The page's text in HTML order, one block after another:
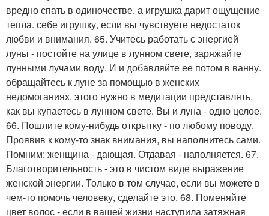
вредно спать в одиночестве. а игрушка дарит ощущение
тепла. себе игрушку, если вы чувствуете недостаток
любви и внимания. 65. Учитесь работать с энергией
луны - постойте на улице в лунном свете, заряжайте
лунными лучами воду. И и добавляйте ее потом в ванну.
обращайтесь к луне за помощью в женских
недомоганиях. этого нужно в медитации представлять,
как вы купаетесь в лунном свете. Вы и луна - одно целое.
66. Пошлите кому-нибудь открытку - по любому поводу.
Проявив к кому-то знак внимания, вы наполнитесь сами.
Помним: женщина - дающая. Отдавая - наполняется. 67.
Благотворительность - это в чистом виде выражение
женской энергии. Только в том случае, если вы можете в
чем-то помочь человеку, сделайте это. 68. Поменяйте
цвет волос - если в вашей жизни наступила затяжная